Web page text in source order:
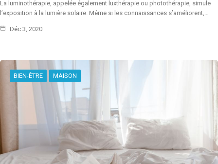
La luminothérapie, appelée également luxthérapie ou photothérapie, simule
l’exposition à la lumière solaire. Même si les connaissances s’améliorent,…
Déc 3, 2020
BIEN-ÊTRE MAISON